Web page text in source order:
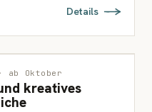
Details
3 PLÄTZE FREI
ab Oktober
kreatives